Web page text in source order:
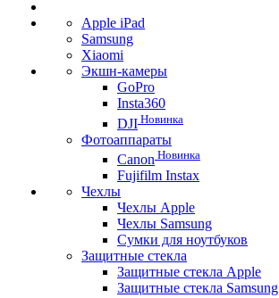
Apple iPad
Samsung
Xiaomi
Экшн-камеры
GoPro
Insta360
DJI Новинка
Фотоаппараты
Canon Новинка
Fujifilm Instax
Чехлы
Чехлы Apple
Чехлы Samsung
Сумки для ноутбуков
Защитные стекла
Защитные стекла Apple
Защитные стекла Samsung